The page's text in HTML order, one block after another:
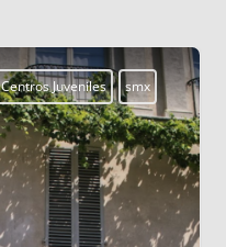
Centros Juveniles smx